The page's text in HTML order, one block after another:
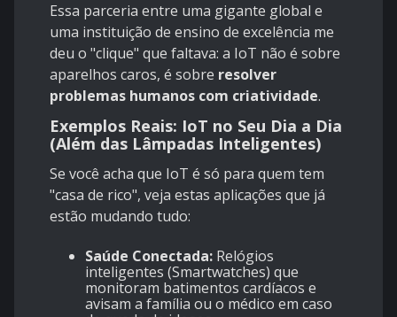
Essa parceria entre uma gigante global e
uma instituição de ensino de excelência me
deu o "clique" que faltava: a IoT não é sobre
aparelhos caros, é sobre resolver
problemas humanos com criatividade.
Exemplos Reais: IoT no Seu Dia a Dia
(Além das Lâmpadas Inteligentes)
Se você acha que IoT é só para quem tem
"casa de rico", veja estas aplicações que já
estão mudando tudo:
Saúde Conectada: Relógios
inteligentes (Smartwatches) que
monitoram batimentos cardíacos e
avisam a família ou o médico em caso